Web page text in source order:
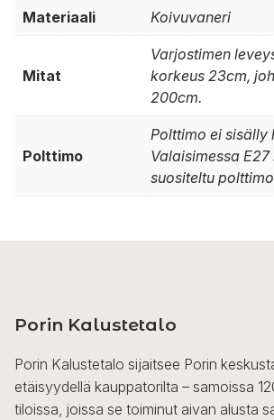
Materiaali Koivuvaneri
Mitat
Varjostimen
korkeus 23cm,
200cm.
Polttimo
Polttimo ei sisälly
Valaisimessa
suositeltu
Porin Kalustetalo
Porin Kalustetalo sijaitsee Porin
etäisyydellä kauppatorilta – samoissa
tiloissa, joissa se toiminut aivan alusta